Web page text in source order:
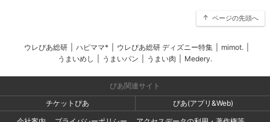
ページの先頭へ
ウレぴあ総研 ハピママ* ウレぴあ総研 ディズニー特集 mimot.
うまいめし
うまいパン うまい肉 Medery.
ぴあ関連サイト
チケットぴあ
ぴあ(アプリ&Web)